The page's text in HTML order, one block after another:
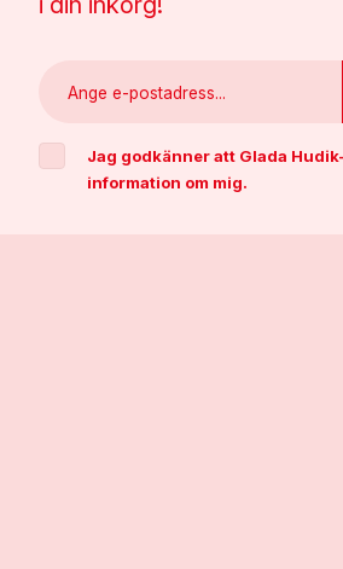
Jag godkänner att Glada
information om mig.